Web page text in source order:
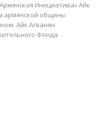
Инициатива» Айк
армянской общины
Айк Агванян
Фонда